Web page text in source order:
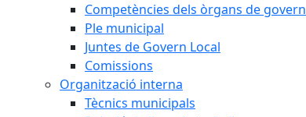
Competències dels òrgans de govern
Ple municipal
Juntes de Govern Local
Comissions
Organització interna
Tècnics municipals